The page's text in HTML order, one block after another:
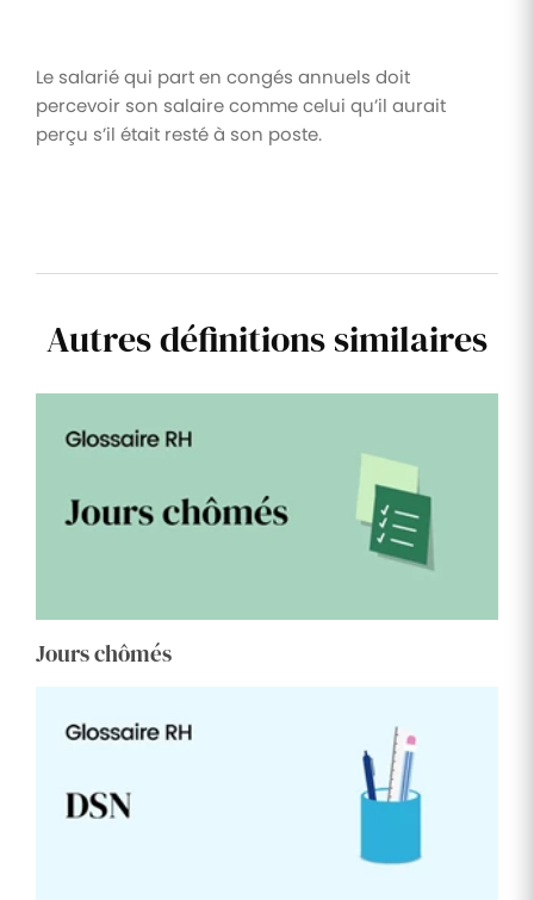
Le salarié qui part en congés annuels doit
percevoir son salaire comme celui qu’il aurait
perçu s’il était resté à son poste.
Autres définitions similaires
Jours chômés